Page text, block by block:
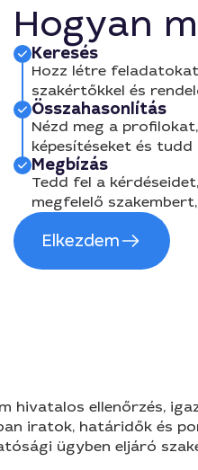
Hogyan
Keresés
Hozz létre
szakértőkkel és
Összahasonlítás
Nézd meg a
képesítéseket és
Megbízás
Tedd fel a
megfelelő
Elkezdem
ellenőrzés,
iratok, határidők és
ügyben eljáró